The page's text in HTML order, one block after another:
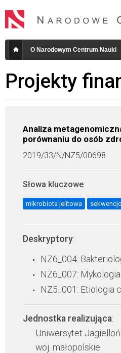
O Narodowym Centrum Nauki
Projekty
Analiza
porównaniu do osób
2019/33/N/NZ5/00698
Słowa kluczowe:
mikrobiota jelitowa
Deskryptory:
NZ6_004:
NZ6_007: Mykologia
NZ5_001: Etiologia
Jednostka realizująca:
Uniwersytet
woj. małopolskie